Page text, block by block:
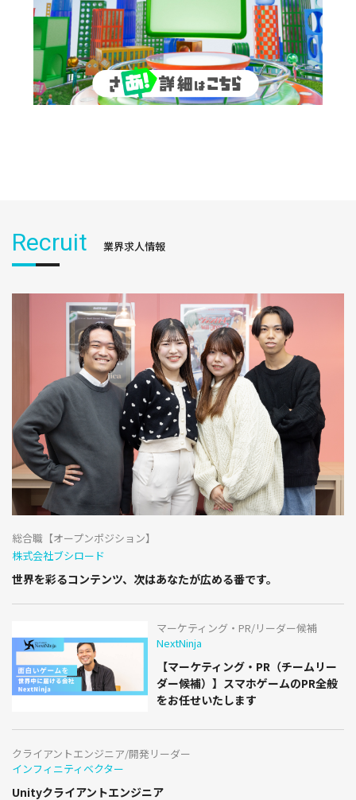
Recruit 業界求人情報
総合職【オープンポジション】
株式会社ブシロード
世界を彩るコンテンツ、次はあなたが広める番です。
マーケティング・PR/リーダー候補
NextNinja
【マーケティング・PR（チームリー
ダー候補）】スマホゲームのPR全般
をお任せいたします
クライアントエンジニア/開発リーダー
インフィニティベクター
Unityクライアントエンジニア